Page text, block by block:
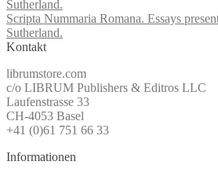
Scripta Nummaria Romana. Essays
Sutherland.
Kontakt
librumstore.com
c/o LIBRUM Publishers & Editros LLC
Laufenstrasse 33
CH-4053 Basel
+41 (0)61 751 66 33
Informationen